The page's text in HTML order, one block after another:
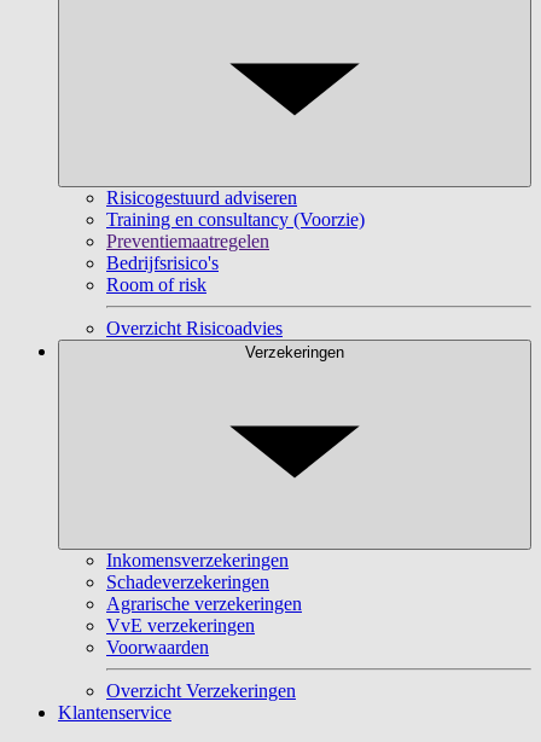
Risicogestuurd adviseren
Training en consultancy (Voorzie)
Preventiemaatregelen
Bedrijfsrisico's
Room of risk
Overzicht Risicoadvies
Verzekeringen
Inkomensverzekeringen
Schadeverzekeringen
Agrarische verzekeringen
VvE verzekeringen
Voorwaarden
Overzicht Verzekeringen
Klantenservice